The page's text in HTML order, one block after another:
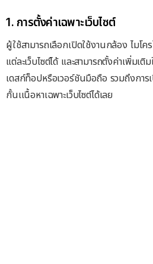
1. การตั้งค่าเฉพาะเว็บไซต์
ผู้ใช้สามารถเลือกเปิดใช้งานกล้อง ไมโ
แต่ละเว็บไซต์ได้ และสามารถตั้งค่าเพิ่มเติ
เดสก์ท็อปหรือเวอร์ชันมือถือ รวมถึงการ
กั้นเเนื้อหาเฉพาะเว็บไซต์ได้เลย